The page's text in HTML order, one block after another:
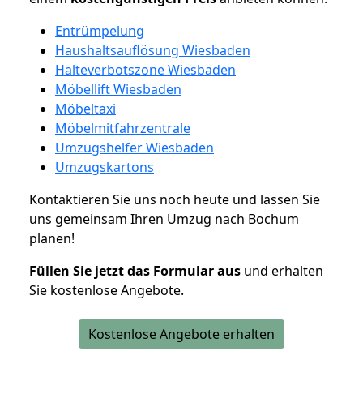
Entrümpelung
Haushaltsauflösung Wiesbaden
Halteverbotszone Wiesbaden
Möbellift Wiesbaden
Möbeltaxi
Möbelmitfahrzentrale
Umzugshelfer Wiesbaden
Umzugskartons
Kontaktieren Sie uns noch heute und lassen Sie
uns gemeinsam Ihren Umzug nach Bochum
planen!
Füllen Sie jetzt das Formular aus und erhalten
Sie kostenlose Angebote.
Kostenlose Angebote erhalten